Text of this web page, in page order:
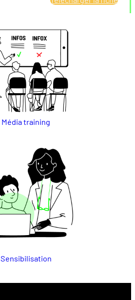
Média training
Sensibilisation